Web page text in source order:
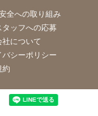
全への取り組み
タッフへの応募
社について
バシーポリシー
約